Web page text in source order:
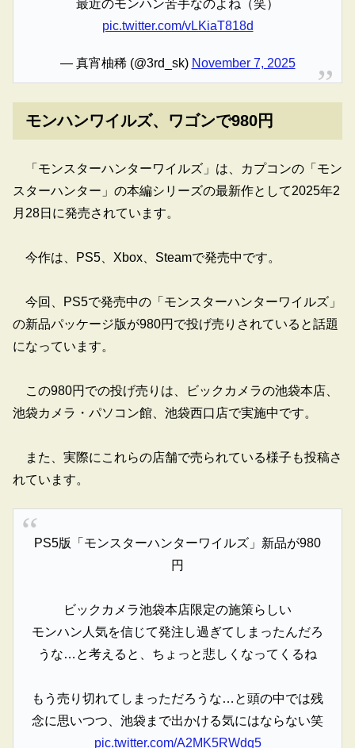
最近のモンハン苦手なのよね（笑）
pic.twitter.com/vLKiaT818d
— 真宵柚稀 (@3rd_sk) November 7, 2025
モンハンワイルズ、ワゴンで980円
「モンスターハンターワイルズ」は、カプコンの「モン
スターハンター」の本編シリーズの最新作として2025年2
月28日に発売されています。
今作は、PS5、Xbox、Steamで発売中です。
今回、PS5で発売中の「モンスターハンターワイルズ」
の新品パッケージ版が980円で投げ売りされていると話題
になっています。
この980円での投げ売りは、ビックカメラの池袋本店、
池袋カメラ・パソコン館、池袋西口店で実施中です。
また、実際にこれらの店舗で売られている様子も投稿さ
れています。
PS5版「モンスターハンターワイルズ」新品が980
円
ビックカメラ池袋本店限定の施策らしい
モンハン人気を信じて発注し過ぎてしまったんだろ
うな…と考えると、ちょっと悲しくなってくるね
もう売り切れてしまっただろうな…と頭の中では残
念に思いつつ、池袋まで出かける気にはならない笑
pic.twitter.com/A2MK5RWdq5